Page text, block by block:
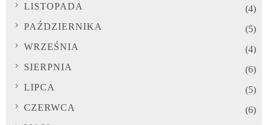
LISTOPADA
(4)
PAŹDZIERNIKA
(5)
WRZEŚNIA
(4)
SIERPNIA
(6)
LIPCA
(5)
CZERWCA
(6)